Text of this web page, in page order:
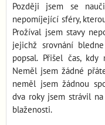
Později jsem se
nepomíjející sféry,
Prožíval jsem stavy
jejichž srovnání
popsal. Přišel čas,
Neměl jsem žádné
neměl jsem žádnou
dva roky jsem strávil
blaženosti.